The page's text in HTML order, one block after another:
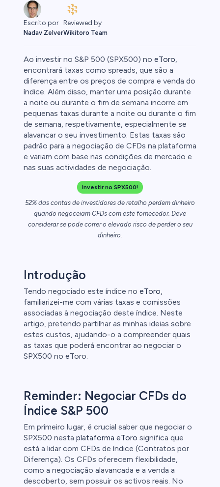
Escrito por
Nadav Zelver
Reviewed by
Wikitoro Team
Ao investir no S&P 500 (SPX500) no eToro,
encontrará taxas como spreads, que são a
diferença entre os preços de compra e venda do
índice. Além disso, manter uma posição durante
a noite ou durante o fim de semana incorre em
pequenas taxas durante a noite ou durante o fim
de semana, respetivamente, especialmente se
alavancar o seu investimento. Estas taxas são
padrão para a negociação de CFDs na plataforma
e variam com base nas condições de mercado e
nas suas actividades de negociação.
Investir no SPX500!
52% das contas de investidores de retalho perdem dinheiro
quando negoceiam CFDs com este fornecedor. Deve
considerar se pode correr o elevado risco de perder o seu
dinheiro.
Introdução
Tendo negociado este índice no eToro,
familiarizei-me com várias taxas e comissões
associadas à negociação deste índice. Neste
artigo, pretendo partilhar as minhas ideias sobre
estes custos, ajudando-o a compreender quais
as taxas que poderá encontrar ao negociar o
SPX500 no eToro.
Reminder: Negociar CFDs do
Índice S&P 500
Em primeiro lugar, é crucial saber que negociar o
SPX500 nesta plataforma eToro significa que
está a lidar com CFDs de índice (Contratos por
Diferença). Os CFDs oferecem flexibilidade,
como a negociação alavancada e a venda a
descoberto, sem possuir os activos reais. No